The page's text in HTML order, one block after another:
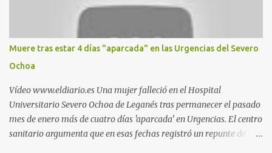
estadio municipal de Butarque) y caminos entre el estadio y Plaza
Nueva. Otro lugar: Escombrera de Polvoranca, entre Leganés y
Móstoles También en el parque de la Hispanidad, situado frente a
la Policía Local de Leganés de la calle Chile, 1, y junto al
cementerio de Butarque". Más información
Muere tras estar 4 días "aparcada" en las Urgencias del Severo
Ochoa
Vídeo www.eldiario.es Una mujer falleció en el Hospital
Universitario Severo Ochoa de Leganés tras permanecer el pasado
mes de enero más de cuatro días 'aparcada' en Urgencias. El centro
sanitario argumenta que en esas fechas registró un repunte de las